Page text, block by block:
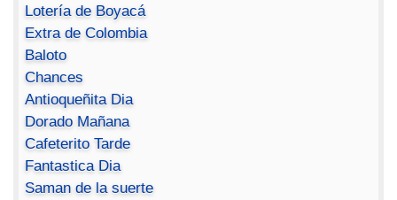
Lotería de Boyacá
Extra de Colombia
Baloto
Chances
Antioqueñita Dia
Dorado Mañana
Cafeterito Tarde
Fantastica Dia
Saman de la suerte